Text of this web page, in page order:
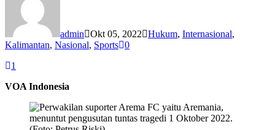
admin Okt 05, 2022 Hukum, Internasional,
Kalimantan, Nasional, Sports 0
1
VOA Indonesia